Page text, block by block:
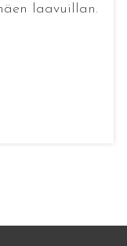
laavuillan.